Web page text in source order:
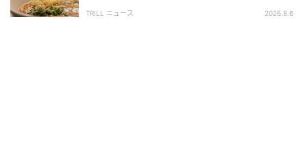
態にします。
る」
TRILL ニュース 2026.8.6